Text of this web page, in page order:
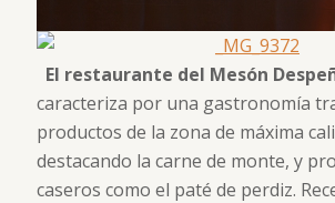
El restaurante del Mesón
caracteriza por una gastronomía
productos de la zona de máxima
destacando la carne de monte, y
caseros como el paté de perdiz.